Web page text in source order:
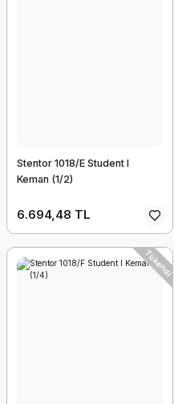
Stentor 1018/E Student I
Keman (1/2)
6.694,48 TL
Tükendi